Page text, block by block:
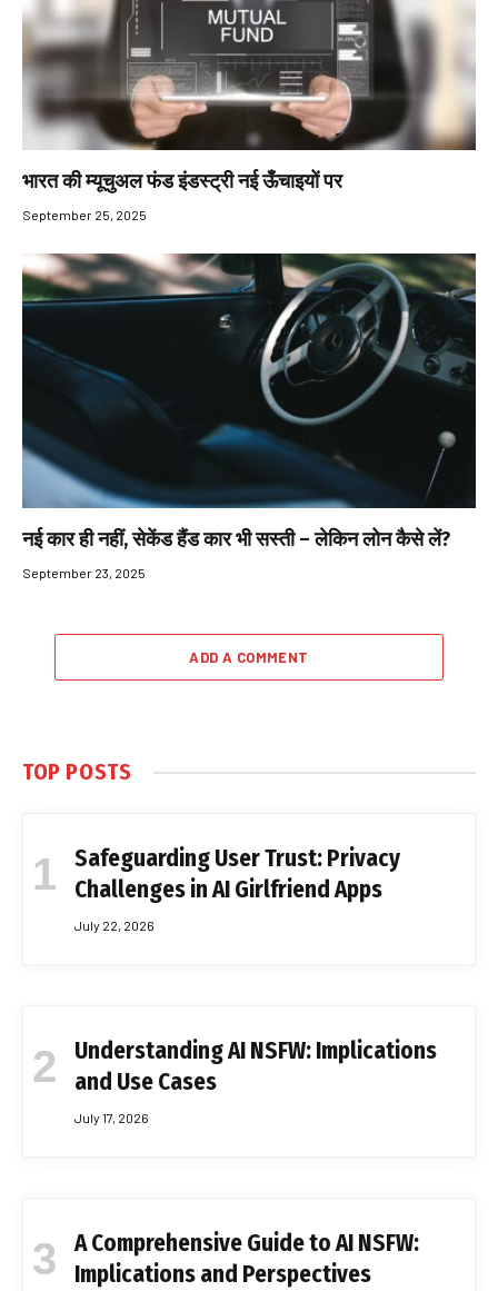
भारत की म्यूचुअल फंड इंडस्ट्री नई ऊँचाइयों पर
September 25, 2025
नई कार ही नहीं, सेकेंड हैंड कार भी सस्ती – लेकिन लोन कैसे लें?
September 23, 2025
ADD A COMMENT
TOP POSTS
Safeguarding User Trust: Privacy
Challenges in AI Girlfriend Apps
July 22, 2026
Understanding AI NSFW: Implications
and Use Cases
July 17, 2026
A Comprehensive Guide to AI NSFW:
Implications and Perspectives